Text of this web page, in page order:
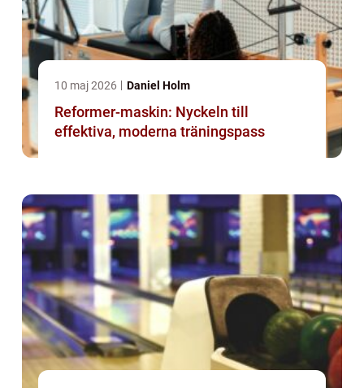
10 maj 2026 Daniel Holm
Reformer-maskin: Nyckeln till
effektiva, moderna träningspass